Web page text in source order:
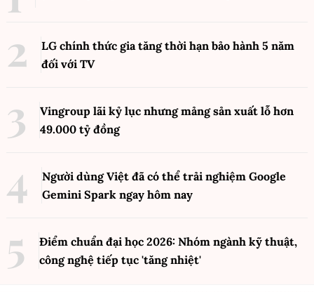
LG chính thức gia tăng thời hạn bảo hành 5 năm
đối với TV
Vingroup lãi kỷ lục nhưng mảng sản xuất lỗ hơn
49.000 tỷ đồng
Người dùng Việt đã có thể trải nghiệm Google
Gemini Spark ngay hôm nay
Điểm chuẩn đại học 2026: Nhóm ngành kỹ thuật,
công nghệ tiếp tục 'tăng nhiệt'